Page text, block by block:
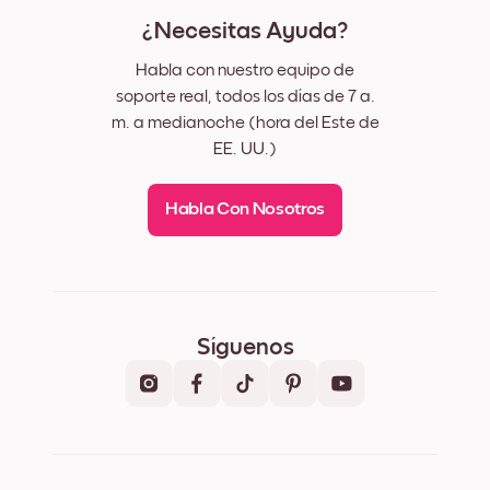
¿Necesitas Ayuda?
Habla con nuestro equipo de
soporte real, todos los días de 7 a.
m. a medianoche (hora del Este de
EE. UU.)
Habla Con Nosotros
Síguenos